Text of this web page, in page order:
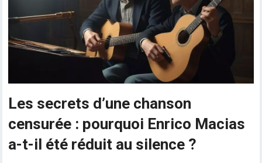
Les secrets d’une chanson
censurée : pourquoi Enrico Macias
a-t-il été réduit au silence ?